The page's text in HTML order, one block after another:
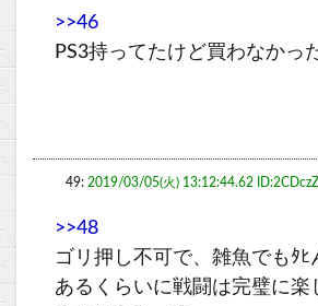
>>46
PS3持ってたけど買わなかっ
49: 2019/03/05(火) 13:12:44.62
>>48
ゴリ押し不可で、雑魚でもﾀ
あるくらいに戦闘は完璧に楽